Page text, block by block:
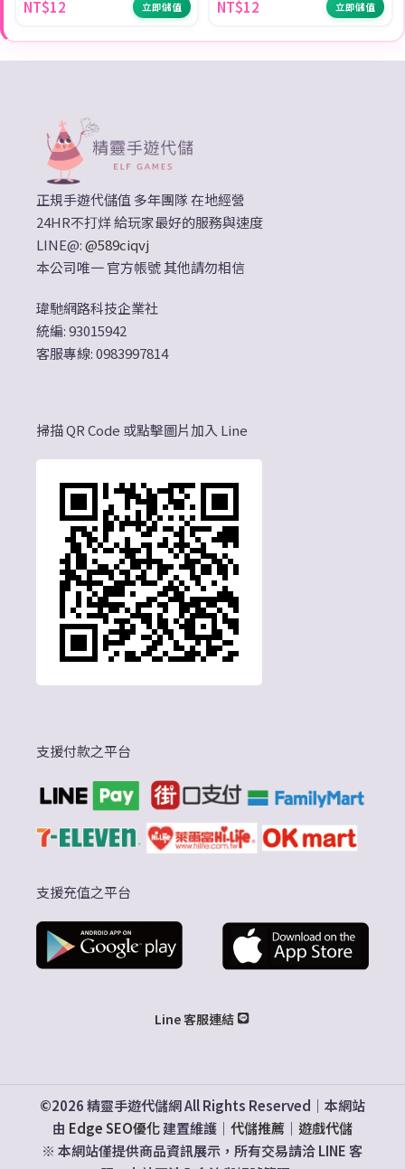
NT$12 立即儲值 NT$12 立即儲值
正規手遊代儲值 多年團隊 在地經營
24HR不打烊 給玩家最好的服務與速度
LINE@:@589ciqvj
本公司唯一 官方帳號 其他請勿相信
瑋馳網路科技企業社
統編: 93015942
客服專線: 0983997814
掃描 QR Code 或點擊圖片加入 Line
支援付款之平台
支援充值之平台
Line 客服連結
©2026 精靈手遊代儲網 All Rights Reserved｜本網站
由 Edge SEO優化建置維護｜ 代儲推薦｜ 遊戲代儲
※ 本網站僅提供商品資訊展示，所有交易請洽 LINE 客